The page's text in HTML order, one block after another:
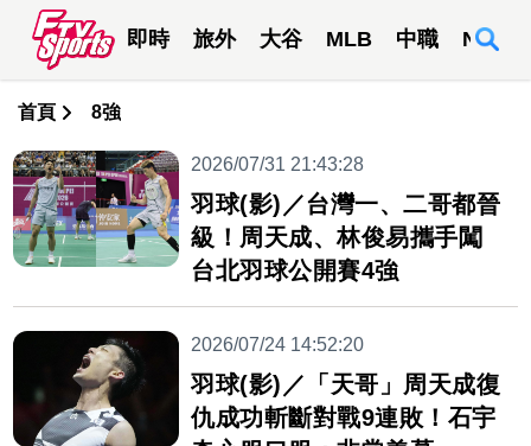
即時 旅外 大谷 MLB 中職 NBA
首頁 8強
2026/07/31 21:43:28
羽球(影)／台灣一、二哥都晉
級！周天成、林俊易攜手闖
台北羽球公開賽4強
2026/07/24 14:52:20
羽球(影)／「天哥」周天成復
仇成功斬斷對戰9連敗！石宇